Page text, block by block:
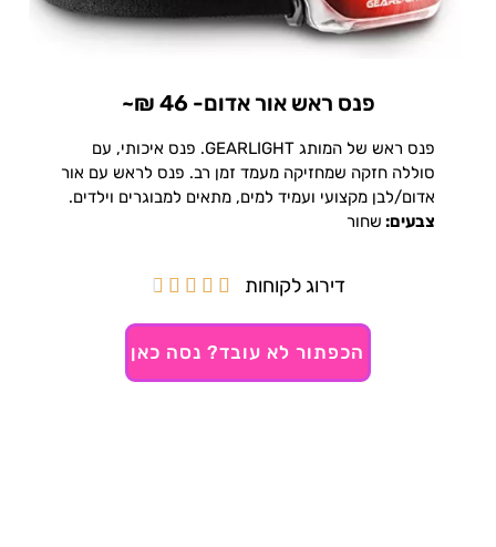
פנס ראש אור אדום- 46 ₪~
פנס ראש של המותג GEARLIGHT. פנס איכותי, עם
סוללה חזקה שמחזיקה מעמד זמן רב. פנס לראש עם אור
אדום/לבן מקצועי ועמיד למים, מתאים למבוגרים וילדים.
צבעים: שחור
דירוג לקוחות 




הכפתור לא עובד? נסה כאן